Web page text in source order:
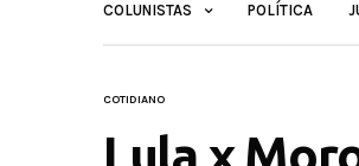
COLUNISTAS POLÍTICA
COTIDIANO
Lula x